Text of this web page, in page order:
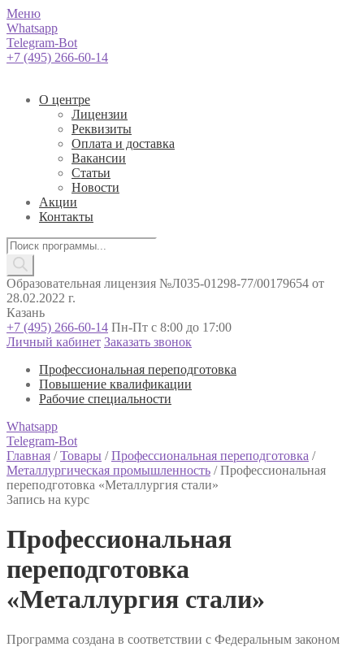
Меню
Whatsapp
Telegram-Bot
+7 (495) 266-60-14
О центре
Лицензии
Реквизиты
Оплата и доставка
Вакансии
Статьи
Новости
Акции
Контакты
Поиск
товаров
Образовательная лицензия №Л035-01298-77/00179654 от
28.02.2022 г.
Казань
+7 (495) 266-60-14 Пн-Пт с 8:00 до 17:00
Личный кабинет Заказать звонок
Профессиональная переподготовка
Повышение квалификации
Рабочие специальности
Whatsapp
Telegram-Bot
Главная /Товары /Профессиональная переподготовка /
Металлургическая промышленность /Профессиональная
переподготовка «Металлургия стали»
Запись на курс
Профессиональная
переподготовка
«Металлургия стали»
Программа создана в соответствии с Федеральным законом